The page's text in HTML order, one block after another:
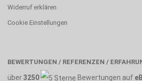
Widerruf erklären
Cookie Einstellungen
BEWERTUNGEN / REFERENZEN /
über3250 Bewertungen auf